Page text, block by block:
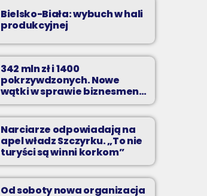
Bielsko-Biała: wybuch w hali
produkcyjnej
342 mln zł i 1400
pokrzywdzonych. Nowe
wątki w sprawie biznesmena
z Bielska-Białej
Narciarze odpowiadają na
apel władz Szczyrku. „To nie
turyści są winni korkom”
Od soboty nowa organizacja